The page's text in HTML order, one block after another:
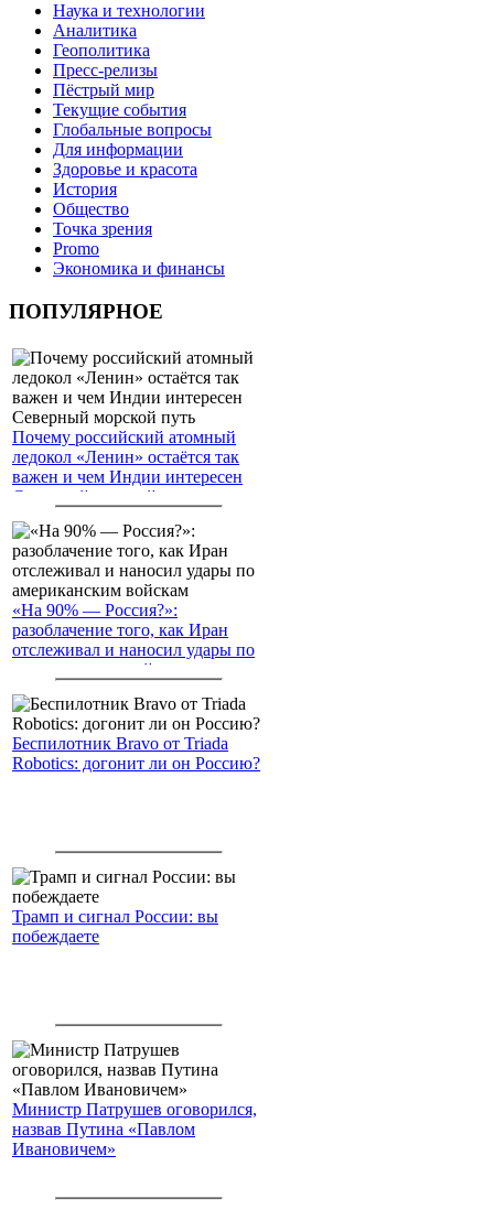
Наука и технологии
Аналитика
Геополитика
Пресс-релизы
Пёстрый мир
Текущие события
Глобальные вопросы
Для информации
Здоровье и красота
История
Общество
Точка зрения
Promo
Экономика и финансы
ПОПУЛЯРНОЕ
Почему российский атомный
ледокол «Ленин» остаётся так
важен и чем Индии интересен
Северный морской путь
«На 90% — Россия?»:
разоблачение того, как Иран
отслеживал и наносил удары по
американским войскам
Беспилотник Bravo от Triada
Robotics: догонит ли он Россию?
Трамп и сигнал России: вы
побеждаете
Министр Патрушев оговорился,
назвав Путина «Павлом
Ивановичем»